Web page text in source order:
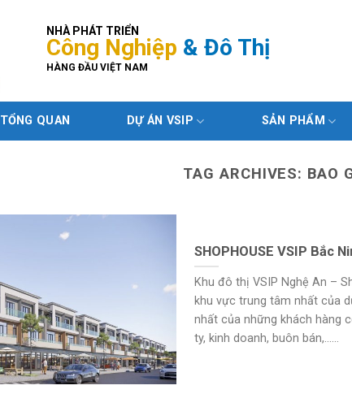
NHÀ PHÁT TRIỂN
Công Nghiệp & Đô Thị
HÀNG ĐẦU VIỆT NAM
TỔNG QUAN DỰ ÁN VSIP SẢN PHẨM
TAG ARCHIVES: BAO
SHOPHOUSE VSIP Bắc
Khu đô thị VSIP Nghệ An –
khu vực trung tâm nhất của
nhất của những khách hàng
ty, kinh doanh, buôn bán,......